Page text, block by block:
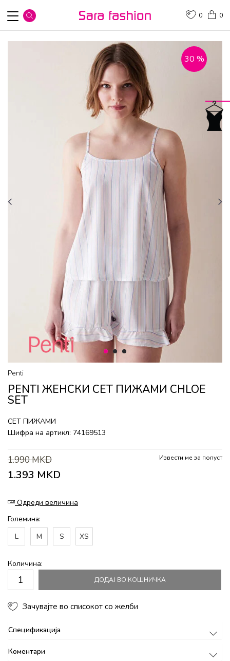
0
0
1 2 3
30 %
Penti
PENTI ЖЕНСКИ СЕТ ПИЖАМИ CHLOE
SET
СЕТ ПИЖАМИ
Шифра на артикл: 74169513
1.990MKD
1.393 MKD
Извести ме за попуст
Одреди величина
Големина:
L
M S XS
Количина:
ДОДАЈ ВО КОШНИЧКА
Зачувајте во списокот со желби
Спецификација
Коментари